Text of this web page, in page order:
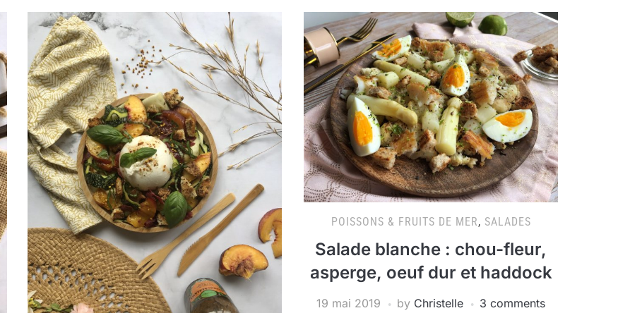
POISSONS & FRUITS DE MER, SALADES
Salade blanche : chou-fleur,
asperge, oeuf dur et haddock
19 mai 2019 by Christelle 3 comments